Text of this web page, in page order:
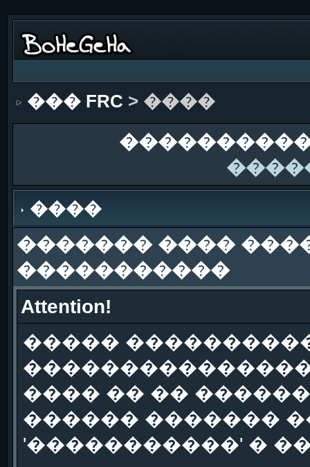
��� FRC > ����
����
������� ����
�����������
Attention!
�����
���� �� ��
������ �������
'�����������' �